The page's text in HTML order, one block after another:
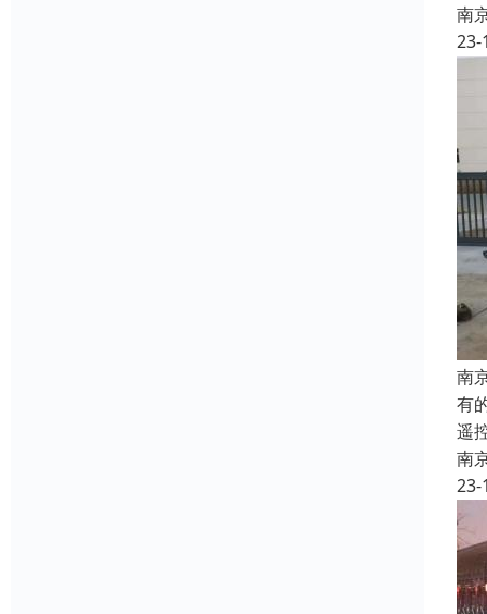
南
23-
南
有
遥
南
23-